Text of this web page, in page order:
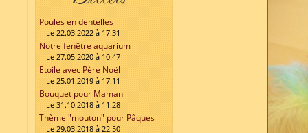
Poules en dentelles
Le 22.03.2022 à 17:31
Notre fenêtre aquarium
Le 27.05.2020 à 10:47
Etoile avec Père Noël
Le 25.01.2019 à 17:11
Bouquet pour Maman
Le 31.10.2018 à 11:28
Thème "mouton" pour Pâques
Le 29.03.2018 à 22:50